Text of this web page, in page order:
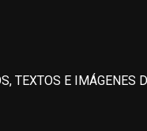
TEXTOS E IMÁGENES